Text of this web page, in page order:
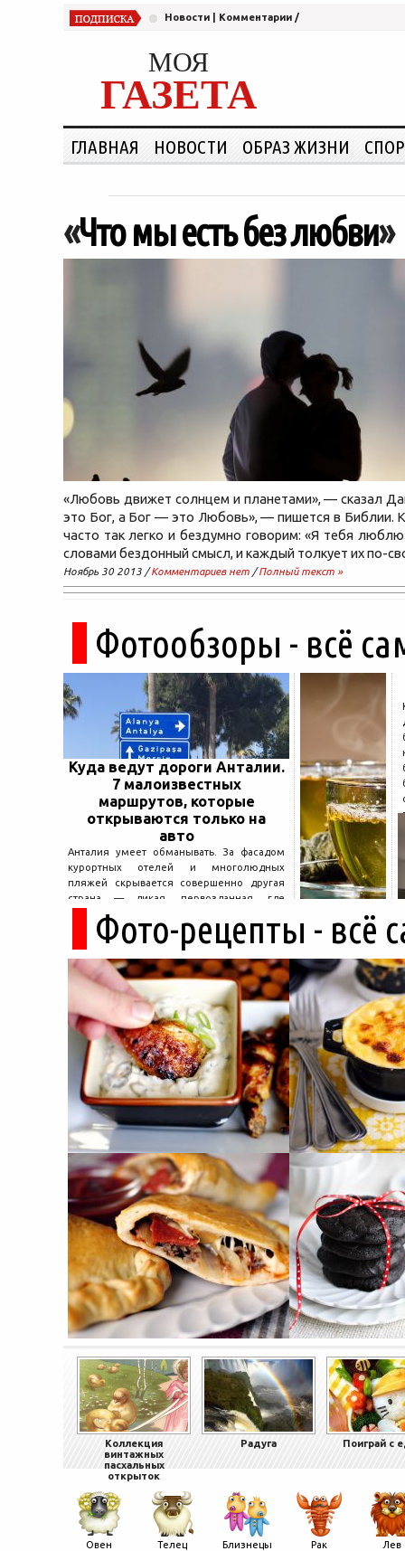
Новости Комментарии /
МОЯ
ГАЗЕТА
ГЛАВНАЯ НОВОСТИ ОБРАЗ ЖИЗНИ
«Что мы есть без любви»
«Любовь движет солнцем и планетами», — сказал
это Бог, а Бог — это Любовь», — пишется в Библии.
часто так легко и бездумно говорим: «Я тебя
словами бездонный смысл, и каждый толкует их по-
Ноябрь 30 2013 /Комментариев нет /Полный текст »
Фотообзоры - всё
Куда ведут дороги Анталии.
7 малоизвестных
маршрутов, которые
открываются только на
авто
Анталия умеет обманывать. За фасадом
курортных отелей и многолюдных
пляжей скрывается совершенно другая
страна — дикая, первозданная, где
древние руины дремлют в тени кедров, а
горные дороги ведут к местам, о которых
не расскажет ни один автобусный гид....
Фото-рецепты - всё
Коллекция
винтажных
пасхальных
открыток
Радуга Поиграй с
Овен Телец Близнецы Рак Лев